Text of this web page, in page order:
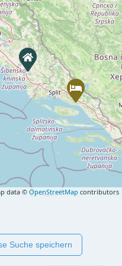
data ©OpenStreetMap contributors
Suche speichern